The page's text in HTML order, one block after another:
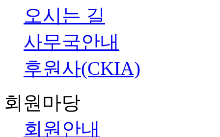
오시는 길
사무국안내
후원사(CKIA)
회원마당
회원안내